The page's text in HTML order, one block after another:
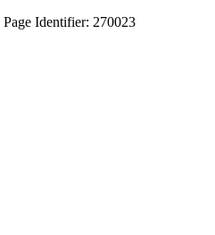
Page Identifier: 270023